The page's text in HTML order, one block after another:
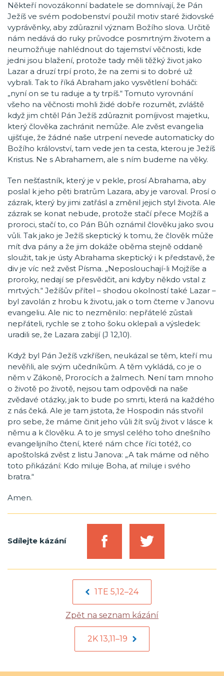
Někteří novozákonní badatele se domnívají, že Pán
Ježíš ve svém podobenství použil motiv staré židovské
vyprávěnky, aby zdůraznil význam Božího slova. Určitě
nám nedává do ruky průvodce posmrtným životem a
neumožňuje nahlédnout do tajemství věčnosti, kde
jedni jsou blažení, protože tady měli těžký život jako
Lazar a druzí trpí proto, že na zemi si to dobré už
vybrali. Tak to říká Abraham jako vysvětlení boháči:
„nyní on se tu raduje a ty trpíš.“ Tomuto vyrovnání
všeho na věčnosti mohli židé dobře rozumět, zvláště
když jim chtěl Pán Ježíš zdůraznit pomíjivost majetku,
který člověka zachránit nemůže. Ale zvěst evangelia
ujišťuje, že žádné naše utrpení nevede automaticky do
Božího království, tam vede jen ta cesta, kterou je Ježíš
Kristus. Ne s Abrahamem, ale s ním budeme na věky.
Ten nešťastník, který je v pekle, prosí Abrahama, aby
poslal k jeho pěti bratrům Lazara, aby je varoval. Prosí o
zázrak, který by jimi zatřásl a změnil jejich styl života. Ale
zázrak se konat nebude, protože stačí přece Mojžíš a
proroci, stačí to, co Pán Bůh oznámil člověku jako svou
vůli. Tak jako je Ježíš skeptický k tomu, že člověk může
mít dva pány a že jim dokáže oběma stejně oddaně
sloužit, tak je ústy Abrahama skeptický i k představě, že
div je víc než zvěst Písma. „Neposlouchají-li Mojžíše a
proroky, nedají se přesvědčit, ani kdyby někdo vstal z
mrtvých.“ Ježíšův přítel – shodou okolností také Lazar –
byl zavolán z hrobu k životu, jak o tom čteme v Janovu
evangeliu. Ale nic to nezměnilo: nepřátelé zůstali
nepřáteli, rychle se z toho šoku oklepali a výsledek:
uradili se, že Lazara zabijí (J 12,10).
Když byl Pán Ježíš vzkříšen, neukázal se těm, kteří mu
nevěřili, ale svým učedníkům. A těm vykládá, co je o
něm v Zákoně, Prorocích a žalmech. Není tam mnoho
o životě po životě, nejsou tam odpovědi na naše
zvědavé otázky, jak to bude po smrti, která na každého
z nás čeká. Ale je tam jistota, že Hospodin nás stvořil
pro sebe, že máme činit jeho vůli žít svůj život v lásce k
němu a k člověku. A to je smysl celého toho dnešního
evangelijního čtení, které nám chce říci totéž, co
apoštolská zvěst z listu Janova: „A tak máme od něho
toto přikázání: Kdo miluje Boha, ať miluje i svého
bratra.“
Amen.
Sdílejte kázání
1TE 5,12–24
Zpět na seznam kázání
2K 13,11–19